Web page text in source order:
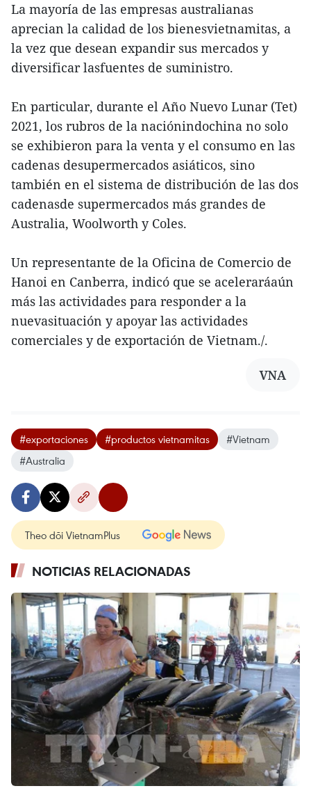
La mayoría de las empresas australianas
aprecian la calidad de los bienesvietnamitas, a
la vez que desean expandir sus mercados y
diversificar lasfuentes de suministro.
En particular, durante el Año Nuevo Lunar (Tet)
2021, los rubros de la naciónindochina no solo
se exhibieron para la venta y el consumo en las
cadenas desupermercados asiáticos, sino
también en el sistema de distribución de las dos
cadenasde supermercados más grandes de
Australia, Woolworth y Coles.
Un representante de la Oficina de Comercio de
Hanoi en Canberra, indicó que se aceleraráaún
más las actividades para responder a la
nuevasituación y apoyar las actividades
comerciales y de exportación de Vietnam./.
VNA
#exportaciones #productos vietnamitas
#Vietnam
#Australia
Theo dõi VietnamPlus
NOTICIAS RELACIONADAS